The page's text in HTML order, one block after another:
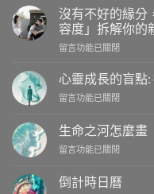
沒有不好的緣分
容度」拆解你的
在
有
不
好
緣
只
不
留言功能已關閉
心靈成長的盲點
在
靈
成
長
盲
點:
留言功能已關閉
生命之河怎麼畫
在
命
之
留言功能已關閉
倒計時日曆